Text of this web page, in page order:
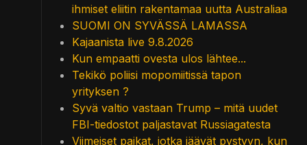
ihmiset eliitin rakentamaa uutta Australiaa
SUOMI ON SYVÄSSÄ LAMASSA
Kajaanista live 9.8.2026
Kun empaatti ovesta ulos lähtee...
Tekikö poliisi mopomiitissä tapon
yrityksen ?
Syvä valtio vastaan Trump – mitä uudet
FBI-tiedostot paljastavat Russiagatesta
Viimeiset paikat, jotka jäävät pystyyn, kun